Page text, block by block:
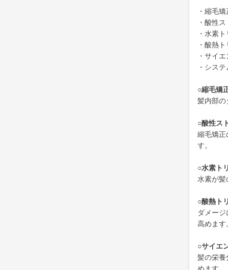
・縮毛矯
・酸性
・水素
・酸熱
・サイ
・シス
○縮毛矯
髪内部の
○酸性ス
縮毛矯正
す。
○水素ト
水素が髪
○酸熱ト
ダメー
高めます
○サイエ
髪の栄養